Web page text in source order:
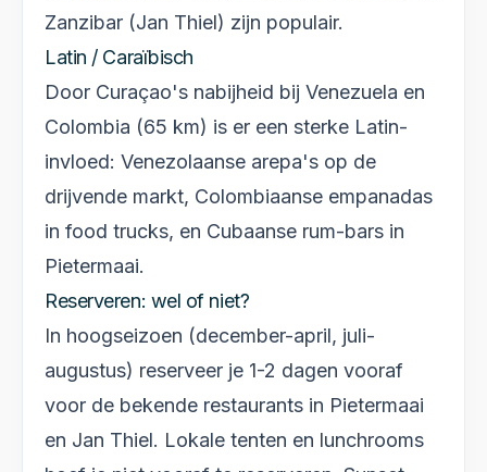
Zanzibar (Jan Thiel) zijn populair.
Latin / Caraïbisch
Door Curaçao's nabijheid bij Venezuela en
Colombia (65 km) is er een sterke Latin-
invloed: Venezolaanse arepa's op de
drijvende markt, Colombiaanse empanadas
in food trucks, en Cubaanse rum-bars in
Pietermaai.
Reserveren: wel of niet?
In hoogseizoen (december-april, juli-
augustus) reserveer je 1-2 dagen vooraf
voor de bekende restaurants in Pietermaai
en Jan Thiel. Lokale tenten en lunchrooms